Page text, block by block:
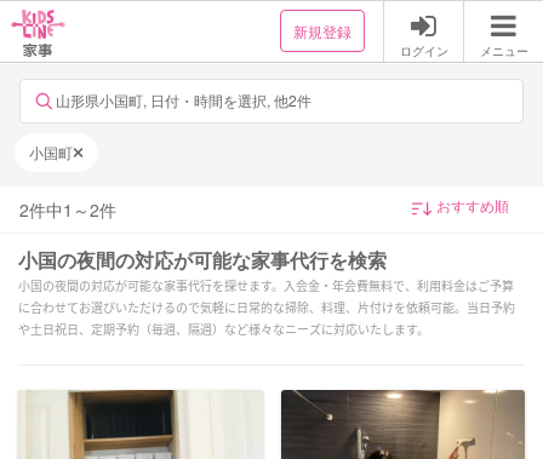
新規登録
ログイン メニュー
山形県小国町, 日付・時間を選択, 他2件
小国町
2件中1 ～2件
小国の夜間の対応が可能な家事代行を検索
小国の夜間の対応が可能な家事代行を探せます。入会金・年会費無料で、利用料金はご予算
に合わせてお選びいただけるので気軽に日常的な掃除、料理、片付けを依頼可能。当日予約
や土日祝日、定期予約（毎週、隔週）など様々なニーズに対応いたします。